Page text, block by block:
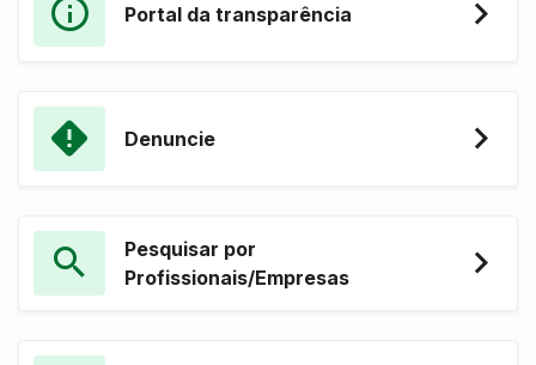
Portal da transparência
Denuncie
Pesquisar por
Profissionais/Empresas